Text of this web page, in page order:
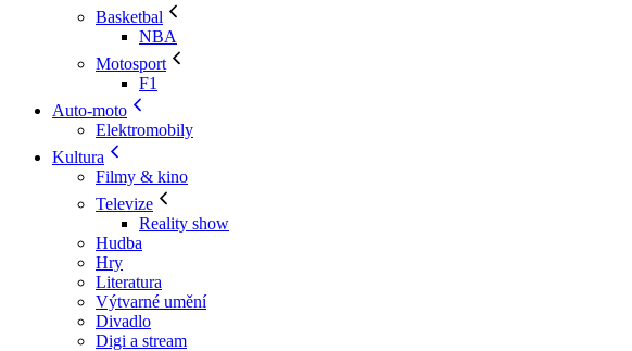
Basketbal
NBA
Motosport
F1
Auto-moto
Elektromobily
Kultura
Filmy & kino
Televize
Reality show
Hudba
Hry
Literatura
Výtvarné umění
Divadlo
Digi a stream